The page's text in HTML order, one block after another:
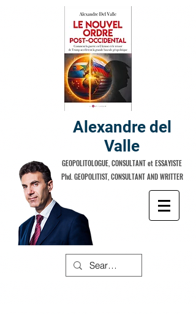
Alexandre del
Valle
GEOPOLITOLOGUE, CONSULTANT et ESSAYISTE
Phd. GEOPOLITIST, CONSULTANT AND WRITTER